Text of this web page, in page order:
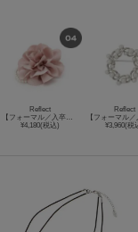
Reflect
¥4,180(税込)
Reflect
¥3,960(税